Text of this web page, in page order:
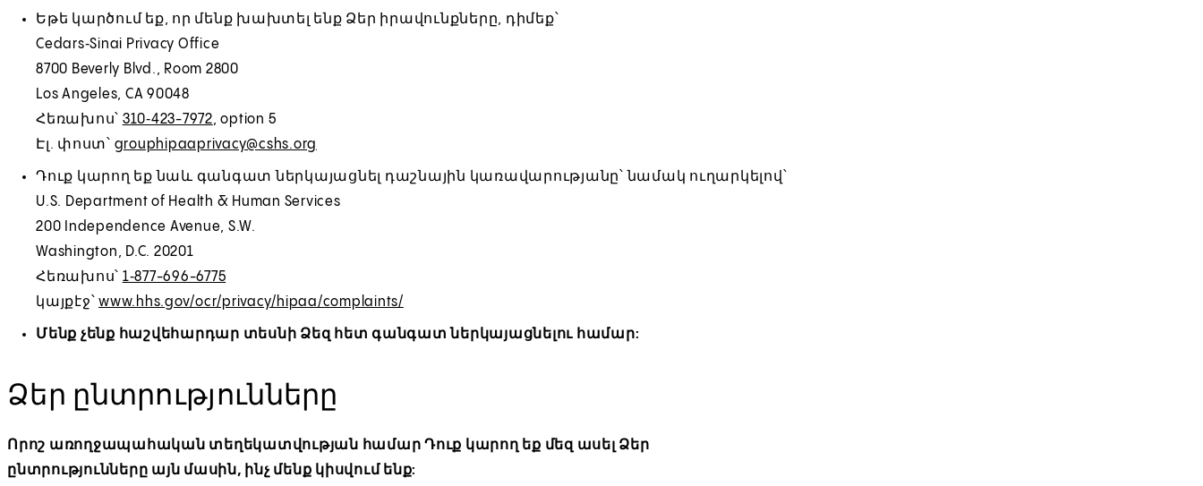
Եթե կարծում եք, որ մենք խախտել ենք Ձեր իրավունքները, դիմեք՝
Cedars‑Sinai Privacy Office
8700 Beverly Blvd., Room 2800
Los Angeles, CA 90048
Հեռախոս՝ 310‑423-7972, option 5
Էլ. փոստ՝ grouphipaaprivacy@cshs.org
Դուք կարող եք նաև գանգատ ներկայացնել դաշնային կառավարությանը՝ նամակ ուղարկելով՝
U.S. Department of Health & Human Services
200 Independence Avenue, S.W.
Washington, D.C. 20201
Հեռախոս՝ 1‑877-696-6775
կայքէջ՝ www.hhs.gov/ocr/privacy/hipaa/complaints/
O
i
n
x
a
l
Մենք չենք հաշվեհարդար տեսնի Ձեզ հետ գանգատ ներկայացնելու համար:
Ձեր ընտրությունները
Որոշ առողջապահական տեղեկատվության համար Դուք կարող եք մեզ ասել Ձեր
ընտրությունները այն մասին, ինչ մենք կիսվում ենք: